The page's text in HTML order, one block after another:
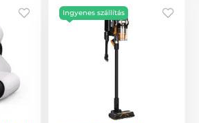
Ingyenes szállítás